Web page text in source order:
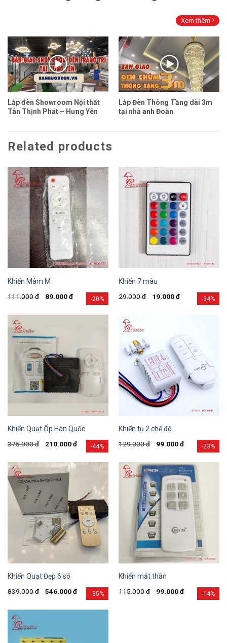
Xem thêm
Lắp đèn Showroom Nội thất
Tân Thịnh Phát – Hưng Yên
Lắp Đèn Thông Tầng dài 3m
tại nhà anh Đoàn
Related products
-20%
Khiển Mâm M
111.000đ 89.000đ -34%
Khiển 7 màu
29.000đ 19.000đ
-44%
Khiển Quạt Ốp Hàn Quốc
375.000đ 210.000đ -23%
Khiển tụ 2 chế độ
129.000đ 99.000đ
-35%
Khiển Quạt Đẹp 6 số
839.000đ 546.000đ -14%
Khiển mắt thần
115.000đ 99.000đ